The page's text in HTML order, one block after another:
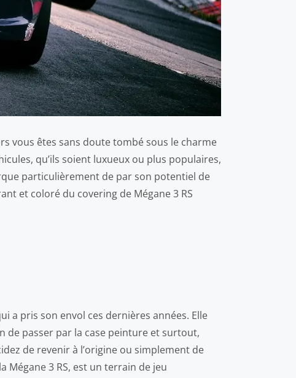
vous êtes sans doute tombé sous le charme
qu’ils soient luxueux ou plus populaires,
particulièrement de par son potentiel de
et coloré du covering de Mégane 3 RS
a pris son envol ces dernières années. Elle
de passer par la case peinture et surtout,
de revenir à l’origine ou simplement de
Mégane 3 RS, est un terrain de jeu